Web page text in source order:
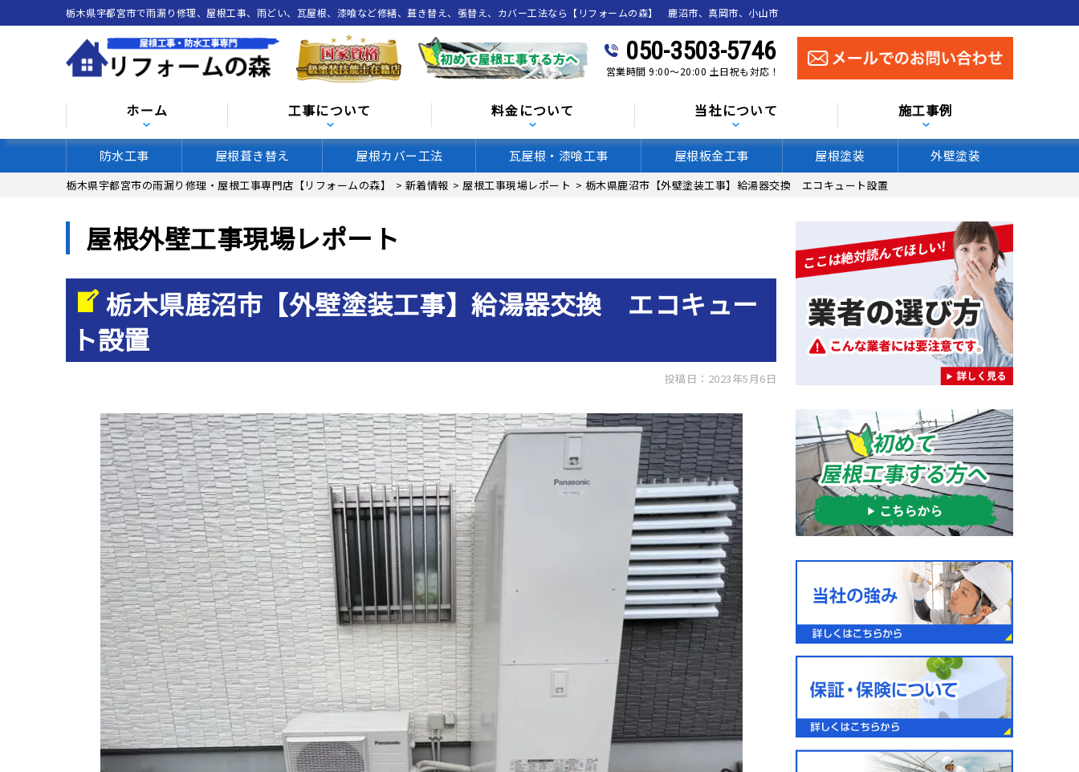
栃木県宇都宮市で雨漏り修理、屋根工事、雨どい、瓦屋根、漆喰など修繕、葺き替え、張替え、カバー工法なら【リフォームの森】 鹿沼市、真岡市、小山市
050-3503-5746
営業時間 9:00～20:00 土日祝も対応！
ホーム 工事について 料金について 当社について 施工事例
防水工事 屋根葺き替え 屋根カバー工法 瓦屋根・漆喰工事 屋根板金工事 屋根塗装 外壁塗装
栃木県宇都宮市の雨漏り修理・屋根工事専門店【リフォームの森】 > 新着情報 > 屋根工事現場レポート > 栃木県鹿沼市【外壁塗装工事】給湯器交換 エコキュート設置
屋根外壁工事現場レポート
栃木県鹿沼市【外壁塗装工事】給湯器交換 エコキュー
ト設置
投稿日：2023年5月6日